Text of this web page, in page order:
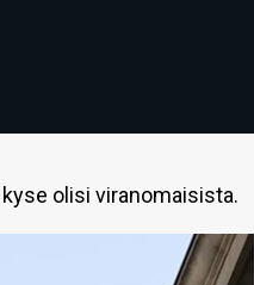
olisi viranomaisista.